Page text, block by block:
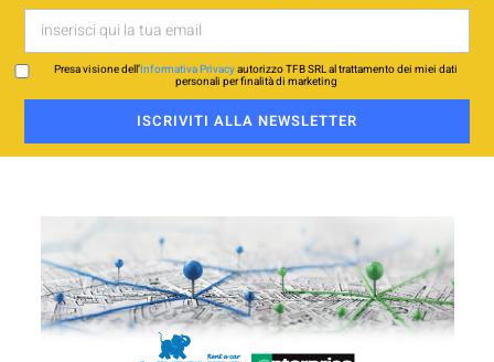
Presa visione dell’Informativa Privacyautorizzo TFB SRL al trattamento dei miei dati
personali per finalità di marketing
ISCRIVITI ALLA NEWSLETTER